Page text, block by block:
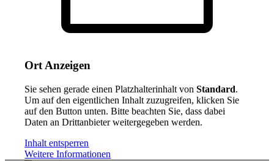
Ort Anzeigen
Sie sehen gerade einen Platzhalterinhalt vonStandard.
Um auf den eigentlichen Inhalt zuzugreifen, klicken Sie
auf den Button unten. Bitte beachten Sie, dass dabei
Daten an Drittanbieter weitergegeben werden.
Inhalt entsperren
Weitere Informationen